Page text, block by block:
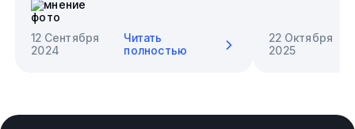
12 Сентября
2024
Читать
полностью
22 Октября
2025